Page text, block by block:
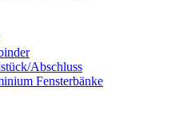
Abschluss
Fensterbänke